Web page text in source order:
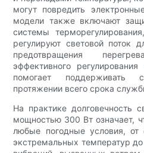
могут повредить
модели также включают
системы
регулируют световой поток
предотвращения
эффективного
помогает поддерживать
протяжении всего срока
На практике долговечность
мощностью 300 Вт означает,
любые погодные условия,
экстремальных температур